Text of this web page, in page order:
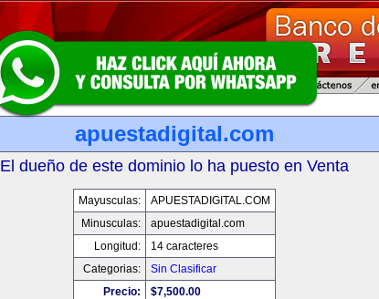
apuestadigital.com
El dueño de este dominio lo ha puesto en Venta
Mayusculas:
APUESTADIGITAL.COM
Minusculas:
apuestadigital.com
Longitud:
14 caracteres
Categorias:
Sin Clasificar
Precio:
$7,500.00